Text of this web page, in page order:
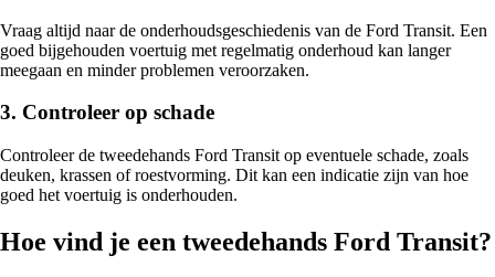
Vraag altijd naar de onderhoudsgeschiedenis van de Ford Transit. Een
goed bijgehouden voertuig met regelmatig onderhoud kan langer
meegaan en minder problemen veroorzaken.
3. Controleer op schade
Controleer de tweedehands Ford Transit op eventuele schade, zoals
deuken, krassen of roestvorming. Dit kan een indicatie zijn van hoe
goed het voertuig is onderhouden.
Hoe vind je een tweedehands Ford Transit?